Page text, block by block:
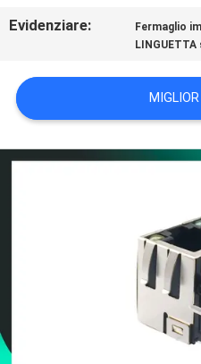
MAPPA
DEL
SITO
PRIVACY
Evidenziare: Fermaglio